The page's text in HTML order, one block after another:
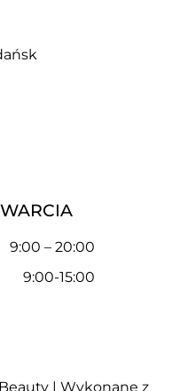
9:00 – 20:00
9:00-15:00
| Wykonane z